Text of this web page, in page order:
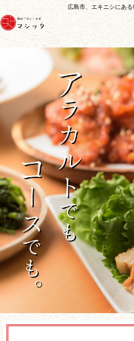
広島市、エキニシにある